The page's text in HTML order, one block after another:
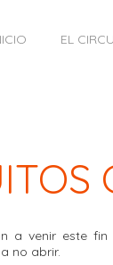
EL
a venir este fin
no abrir.